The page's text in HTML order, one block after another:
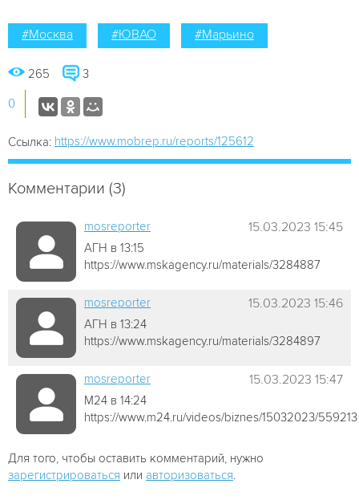
#Москва #ЮВАО #Марьино
265 3
0
Ссылка: https://www.mobrep.ru/reports/125612
Комментарии (3)
mosreporter 15.03.2023 15:45
АГН в 13:15
https://www.mskagency.ru/materials/3284887
mosreporter 15.03.2023 15:46
АГН в 13:24
https://www.mskagency.ru/materials/3284897
mosreporter 15.03.2023 15:47
М24 в 14:24
https://www.m24.ru/videos/biznes/15032023/559213
Для того, чтобы оставить комментарий, нужно
зарегистрироваться или авторизоваться